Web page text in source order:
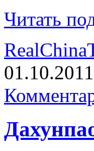
Читать
01.10.2011